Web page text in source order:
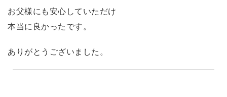
お父様にも安心していただけ
本当に良かったです。
ありがとうございました。